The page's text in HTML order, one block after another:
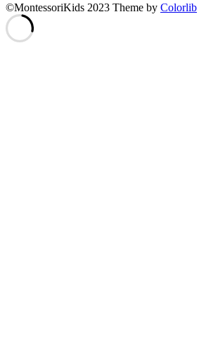
©MontessoriKids 2023 Theme by Colorlib